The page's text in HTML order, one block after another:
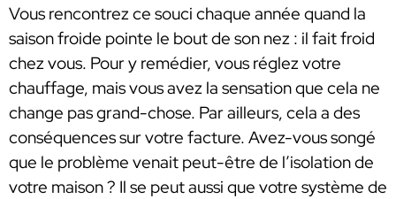
Vous rencontrez ce souci chaque année quand la
saison froide pointe le bout de son nez : il fait froid
chez vous. Pour y remédier, vous réglez votre
chauffage, mais vous avez la sensation que cela ne
change pas grand-chose. Par ailleurs, cela a des
conséquences sur votre facture. Avez-vous songé
que le problème venait peut-être de l’isolation de
votre maison ? Il se peut aussi que votre système de